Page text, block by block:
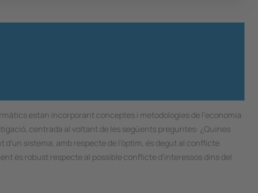
estan incorporant conceptes i metodologies de l'economia
centrada al voltant de les següents preguntes: ¿Quines
d'un sistema, amb respecte de l'òptim, és degut al conflicte
és robust respecte al possible conflicte d'interessos dins del